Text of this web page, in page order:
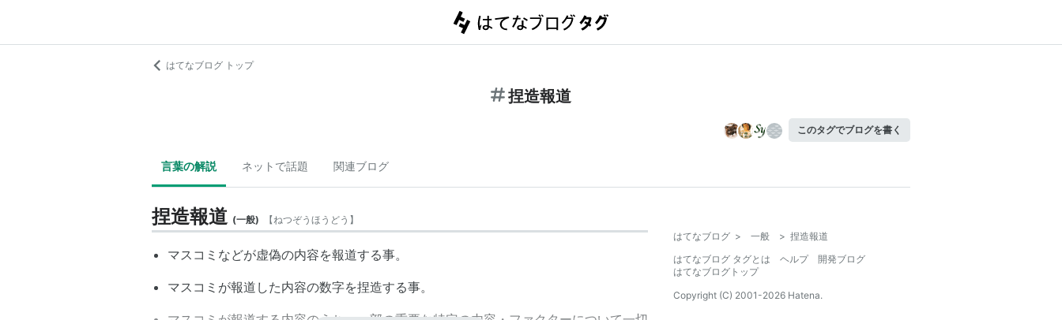
はてなブログ トップ
捏造報道
このタグでブログを書く
言葉の解説 ネットで話題 関連ブログ
捏造報道 (一般) 【ねつぞうほうどう 】
マスコミなどが虚偽の内容を報道する事。
マスコミが報道した内容の数字を捏造する事。
はてなブログ > 一般 > 捏造報道
はてなブログ タグとは
ヘルプ
開発ブログ
はてなブログトップ
Copyright (C) 2001-2026 Hatena.